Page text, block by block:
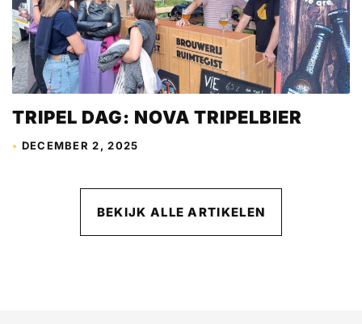
TRIPEL DAG: NOVA TRIPELBIER
• DECEMBER 2, 2025
BEKIJK ALLE ARTIKELEN